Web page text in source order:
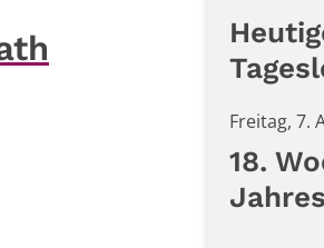
Freitag, 7.
18.